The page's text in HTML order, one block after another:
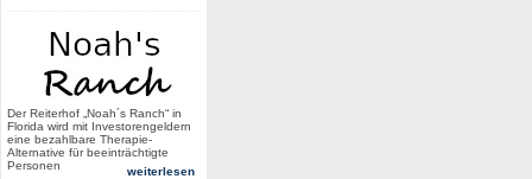
Der Reiterhof „Noah´s Ranch“ in
Florida wird mit Investorengeldern
eine bezahlbare Therapie-
Alternative für beeinträchtigte
Personen
weiterlesen